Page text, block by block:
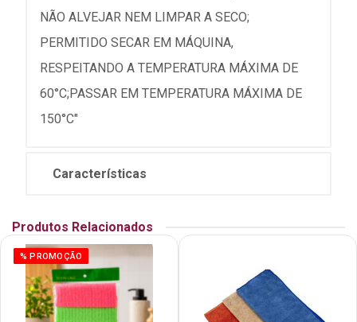
NÃO ALVEJAR NEM LIMPAR A SECO;
PERMITIDO SECAR EM MÁQUINA,
RESPEITANDO A TEMPERATURA MÁXIMA DE
60°C;PASSAR EM TEMPERATURA MÁXIMA DE
150°C"
Características
Produtos Relacionados
% PROMOÇÃO